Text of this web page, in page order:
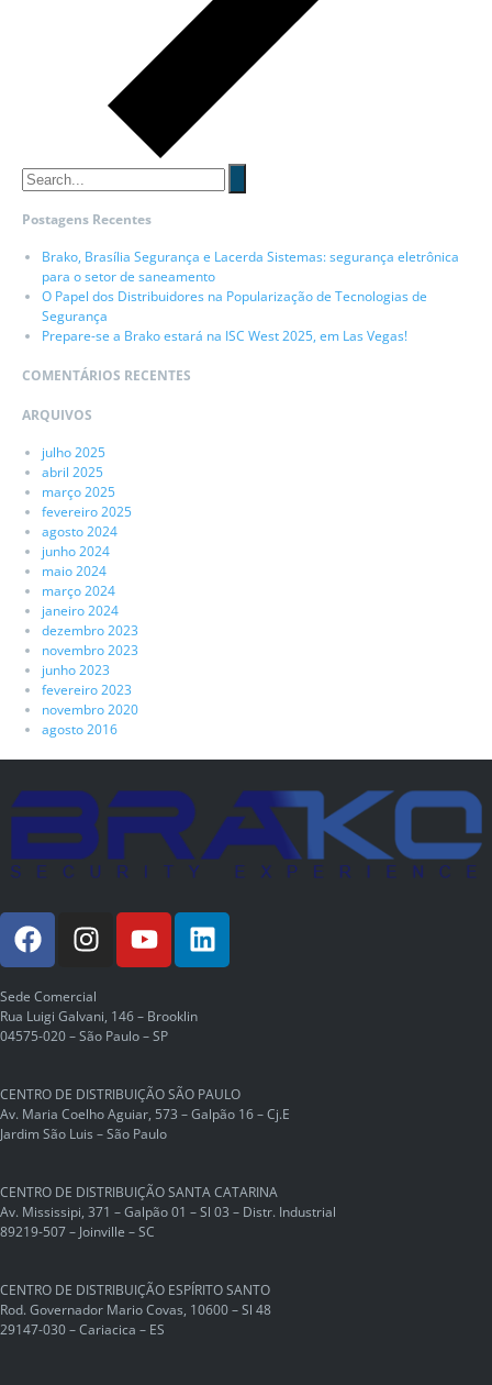
Postagens Recentes
Brako, Brasília Segurança e Lacerda Sistemas: segurança eletrônica
para o setor de saneamento
O Papel dos Distribuidores na Popularização de Tecnologias de
Segurança
Prepare-se a Brako estará na ISC West 2025, em Las Vegas!
COMENTÁRIOS RECENTES
ARQUIVOS
julho 2025
abril 2025
março 2025
fevereiro 2025
agosto 2024
junho 2024
maio 2024
março 2024
janeiro 2024
dezembro 2023
novembro 2023
junho 2023
fevereiro 2023
novembro 2020
agosto 2016
Sede Comercial
Rua Luigi Galvani, 146 – Brooklin
04575-020 – São Paulo – SP
CENTRO DE DISTRIBUIÇÃO SÃO PAULO
Av. Maria Coelho Aguiar, 573 – Galpão 16 – Cj.E
Jardim São Luis – São Paulo
CENTRO DE DISTRIBUIÇÃO SANTA CATARINA
Av. Mississipi, 371 – Galpão 01 – Sl 03 – Distr. Industrial
89219-507 – Joinville – SC
CENTRO DE DISTRIBUIÇÃO ESPÍRITO SANTO
Rod. Governador Mario Covas, 10600 – Sl 48
29147-030 – Cariacica – ES